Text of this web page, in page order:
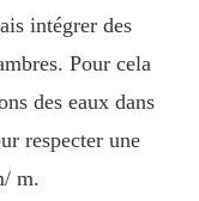
intégrer des
Pour cela
des eaux dans
respecter une
m.